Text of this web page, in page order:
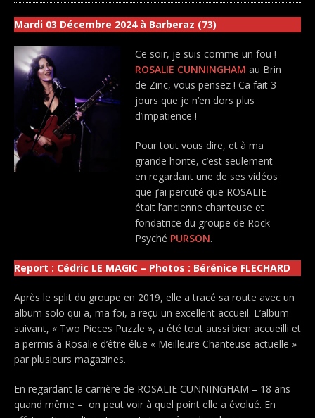
Mardi 03 Décembre 2024 à Barberaz (73)
Ce soir, je suis comme un fou !
ROSALIE CUNNINGHAM au Brin
de Zinc, vous pensez ! Ca fait 3
jours que je n’en dors plus
d’impatience !
Pour tout vous dire, et à ma
grande honte, c’est seulement
en regardant une de ses vidéos
que j’ai percuté que ROSALIE
était l’ancienne chanteuse et
fondatrice du groupe de Rock
Psyché PURSON.
Report : Cédric LE MAGIC – Photos : Bérénice FLECHARD
Après le split du groupe en 2019, elle a tracé sa route avec un
album solo qui a, ma foi, a reçu un excellent accueil. L’album
suivant, « Two Pieces Puzzle », a été tout aussi bien accueilli et
a permis à Rosalie d’être élue « Meilleure Chanteuse actuelle »
par plusieurs magazines.
En regardant la carrière de ROSALIE CUNNINGHAM – 18 ans
quand même – on peut voir à quel point elle a évolué. En